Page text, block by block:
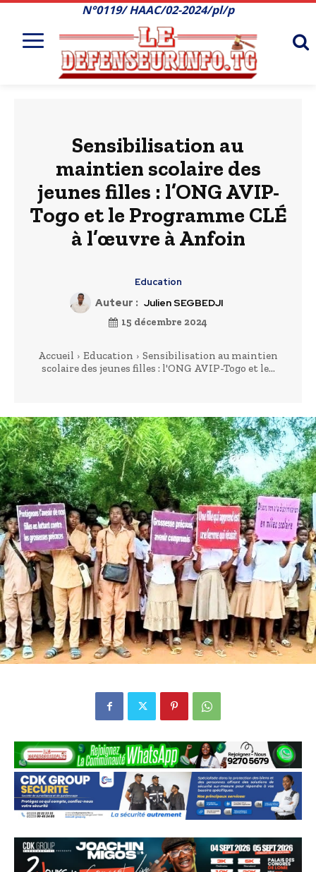
N°0119/ HAAC/02-2024/pl/p
Sensibilisation au
maintien scolaire des
jeunes filles : l’ONG AVIP-
Togo et le Programme CLÉ
à l’œuvre à Anfoin
Education
Auteur : Julien SEGBEDJI
15 décembre 2024
Accueil Education
Sensibilisation au maintien
scolaire des jeunes filles : l'ONG AVIP-Togo et le...